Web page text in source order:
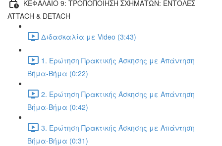
ΚΕΦΑΛΑΙΟ 9: ΤΡΟΠΟΠΟΙΗΣΗ ΣΧΗΜΑΤΩΝ: ΕΝΤΟΛΕΣ
ATTACH & DETACH
Διδασκαλία με Video (3:43)
1. Ερώτηση Πρακτικής Άσκησης με Απάντηση
Βήμα-Βήμα (0:22)
2. Ερώτηση Πρακτικής Άσκησης με Απάντηση
Βήμα-Βήμα (0:42)
3. Ερώτηση Πρακτικής Άσκησης με Απάντηση
Βήμα-Βήμα (0:31)